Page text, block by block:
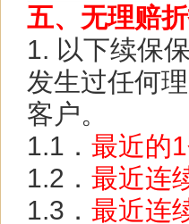
五、无理赔
1. 以下续保
发生过任何
客户。
1.1． 最近的
1.2． 最近连
1.3． 最近连